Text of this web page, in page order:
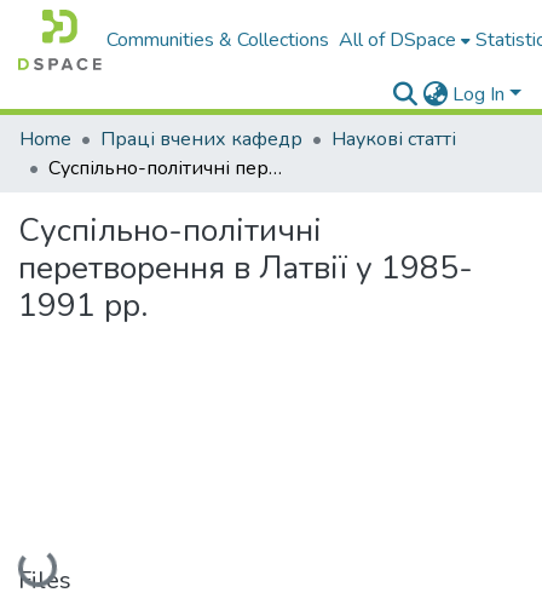
Communities & Collections All of DSpace
Log In
Home
Праці вчених кафедр
Наукові статті
Суспільно-політичні перетворення в Латвії у 1985-1991 рр.
Суспільно-політичні
перетворення в Латвії у 1985-
1991 рр.
Loading...
Files